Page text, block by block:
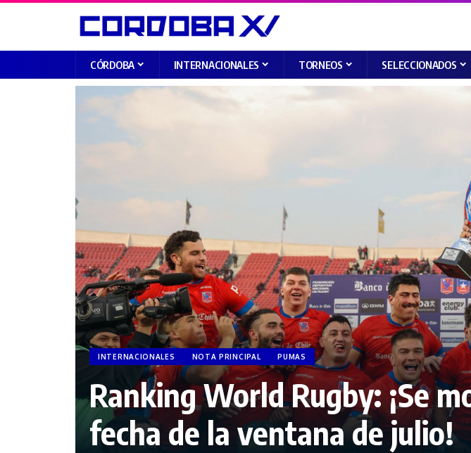
CÓRDOBA INTERNACIONALES TORNEOS SELECCIONADOS
INTERNACIONALES NOTA PRINCIPAL PUMAS
Ranking World Rugby: ¡Se
fecha de la ventana de julio!